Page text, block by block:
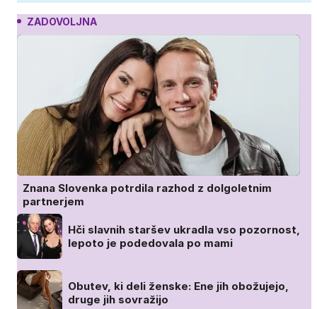
ZADOVOLJNA
Znana Slovenka potrdila razhod z dolgoletnim
partnerjem
Hči slavnih staršev ukradla vso pozornost,
lepoto je podedovala po mami
Obutev, ki deli ženske: Ene jih obožujejo,
druge jih sovražijo